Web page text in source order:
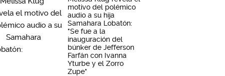
motivo del polémico
audio a su hija
Samahara Lobatón:
"Se fue a la
inauguración del
búnker de Jefferson
Farfán con Ivanna
Yturbe y el Zorro
Zupe"